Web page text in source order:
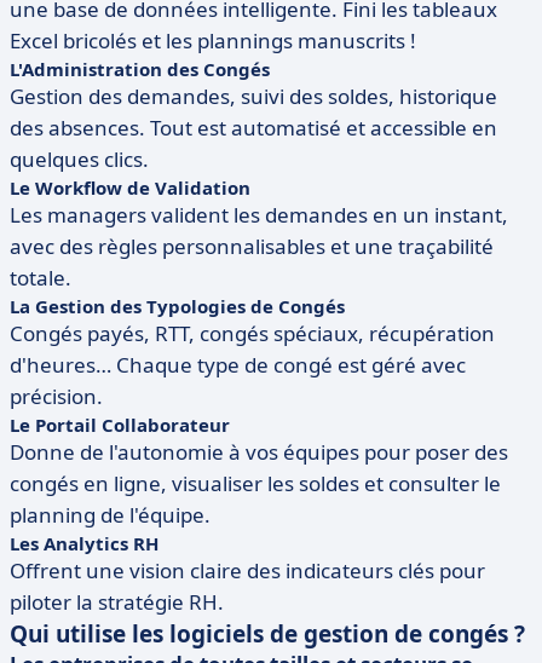
une base de données intelligente. Fini les tableaux
Excel bricolés et les plannings manuscrits !
L'Administration des Congés
Gestion des demandes, suivi des soldes, historique
des absences. Tout est automatisé et accessible en
quelques clics.
Le Workflow de Validation
Les managers valident les demandes en un instant,
avec des règles personnalisables et une traçabilité
totale.
La Gestion des Typologies de Congés
Congés payés, RTT, congés spéciaux, récupération
d'heures… Chaque type de congé est géré avec
précision.
Le Portail Collaborateur
Donne de l'autonomie à vos équipes pour poser des
congés en ligne, visualiser les soldes et consulter le
planning de l'équipe.
Les Analytics RH
Offrent une vision claire des indicateurs clés pour
piloter la stratégie RH.
Qui utilise les logiciels de gestion de congés ?